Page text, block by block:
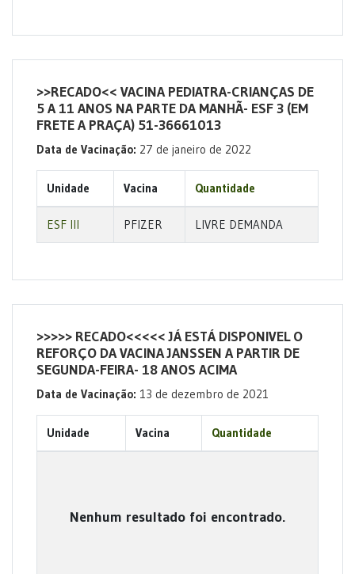
>>RECADO<< VACINA PEDIATRA-CRIANÇAS DE
5 A 11 ANOS NA PARTE DA MANHÃ- ESF 3 (EM
FRETE A PRAÇA) 51-36661013
Data de Vacinação: 27 de janeiro de 2022
Unidade Vacina Quantidade
ESF III PFIZER LIVRE DEMANDA
>>>>> RECADO<<<<< JÁ ESTÁ DISPONIVEL O
REFORÇO DA VACINA JANSSEN A PARTIR DE
SEGUNDA-FEIRA- 18 ANOS ACIMA
Data de Vacinação: 13 de dezembro de 2021
Unidade Vacina Quantidade
Nenhum resultado foi encontrado.